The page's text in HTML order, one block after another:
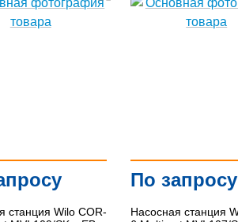
станция Wilo COR-
По запросу
Насосная станция